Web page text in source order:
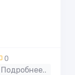
0
Подробнее..